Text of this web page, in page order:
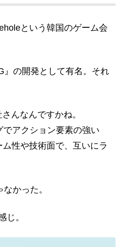
という韓国のゲーム会
』の開発として有名。それ
んなんですかね。
アクション要素の強い
性や技術面で、互いにラ
かった。
じ。